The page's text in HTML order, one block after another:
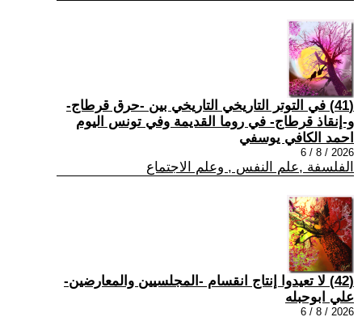
(41) في التوتر التاريخي التاريخي بين -حرق قرطاج-
و-إنقاذ قرطاج- في روما القديمة وفي تونس اليوم
احمد الكافي يوسفي
2026 / 8 / 6
الفلسفة ,علم النفس , وعلم الاجتماع
(42) لا تعيدوا إنتاج انقسام -المجلسيين والمعارضين-
علي ابوحبله
2026 / 8 / 6